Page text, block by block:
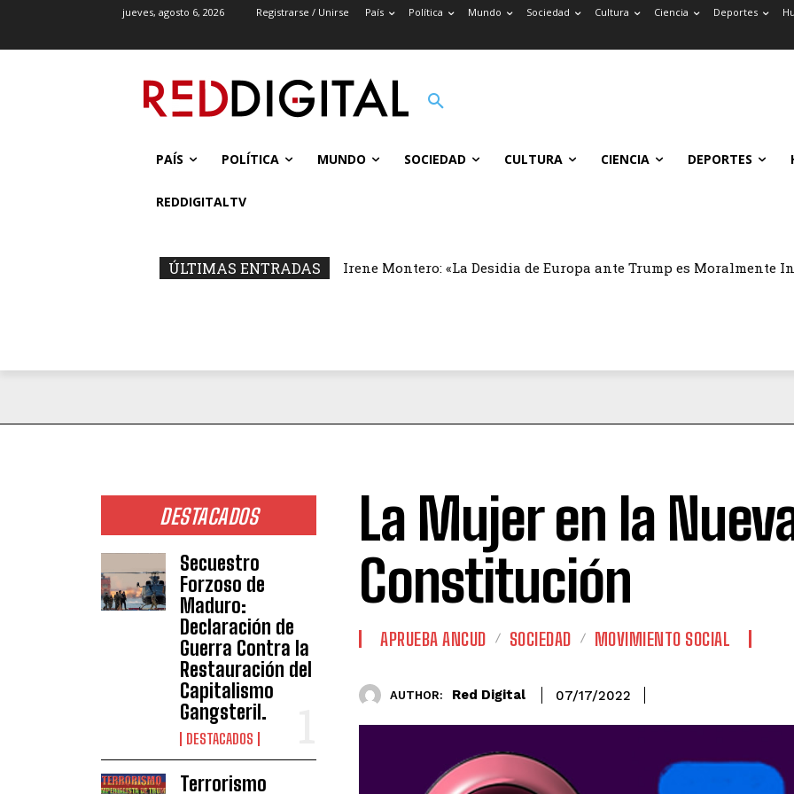
jueves, agosto 6, 2026 Registrarse / Unirse País Política Mundo Sociedad Cultura Ciencia Deportes
PAÍS POLÍTICA MUNDO SOCIEDAD CULTURA CIENCIA DEPORTES
REDDIGITALTV
ÚLTIMAS ENTRADAS Irene Montero: «La Desidia de Europa ante Trump es Moralmente
DESTACADOS
Secuestro
Forzoso de
Maduro:
Declaración de
Guerra Contra la
Restauración del
Capitalismo
Gangsteril.
DESTACADOS
Terrorismo
La Mujer en la
Constitución
APRUEBA ANCUD SOCIEDAD MOVIMIENTO SOCIAL
AUTHOR: Red Digital 07/17/2022